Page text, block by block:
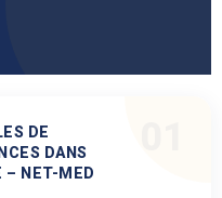
DE
DANS
– NET-MED